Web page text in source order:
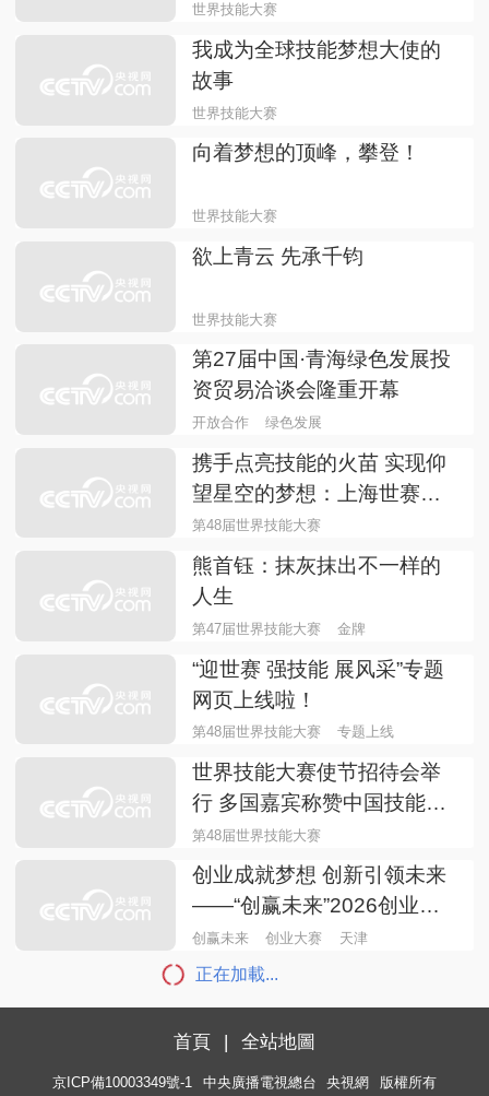
世界技能大赛
我成为全球技能梦想大使的
故事
世界技能大赛
向着梦想的顶峰，攀登！
世界技能大赛
欲上青云 先承千钧
世界技能大赛
第27届中国·青海绿色发展投
资贸易洽谈会隆重开幕
开放合作 绿色发展
携手点亮技能的火苗 实现仰
望星空的梦想：上海世赛官
宣第二批技能梦想大使
第48届世界技能大赛
熊首钰：抹灰抹出不一样的
人生
第47届世界技能大赛 金牌
“迎世赛 强技能 展风采”专题
网页上线啦！
第48届世界技能大赛 专题上线
世界技能大赛使节招待会举
行 多国嘉宾称赞中国技能人
才发展
第48届世界技能大赛
创业成就梦想 创新引领未来
——“创赢未来”2026创业大
赛天津市选拔赛圆满落幕
创赢未来 创业大赛 天津
正在加載...
首頁 | 全站地圖
京ICP備10003349號-1 中央廣播電視總台 央視網 版權所有